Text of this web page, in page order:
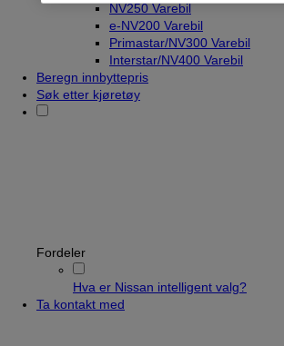
NV250 Varebil
e-NV200 Varebil
Primastar/NV300 Varebil
Interstar/NV400 Varebil
Beregn innbyttepris
Søk etter kjøretøy
Fordeler
Hva er Nissan intelligent valg?
Ta kontakt med